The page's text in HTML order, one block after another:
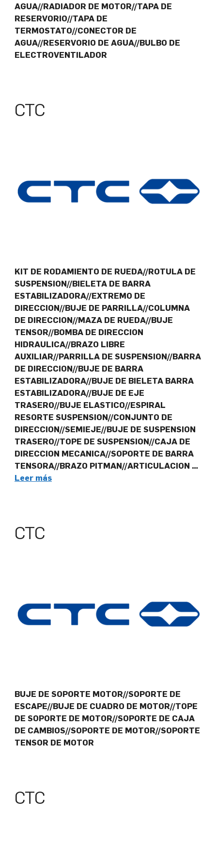
AGUA//RADIADOR DE MOTOR//TAPA DE
RESERVORIO//TAPA DE
TERMOSTATO//CONECTOR DE
AGUA//RESERVORIO DE AGUA//BULBO DE
ELECTROVENTILADOR
CTC
KIT DE RODAMIENTO DE RUEDA//ROTULA DE
SUSPENSION//BIELETA DE BARRA
ESTABILIZADORA//EXTREMO DE
DIRECCION//BUJE DE PARRILLA//COLUMNA
DE DIRECCION//MAZA DE RUEDA//BUJE
TENSOR//BOMBA DE DIRECCION
HIDRAULICA//BRAZO LIBRE
AUXILIAR//PARRILLA DE SUSPENSION//BARRA
DE DIRECCION//BUJE DE BARRA
ESTABILIZADORA//BUJE DE BIELETA BARRA
ESTABILIZADORA//BUJE DE EJE
TRASERO//BUJE ELASTICO//ESPIRAL
RESORTE SUSPENSION//CONJUNTO DE
DIRECCION//SEMIEJE//BUJE DE SUSPENSION
TRASERO//TOPE DE SUSPENSION//CAJA DE
DIRECCION MECANICA//SOPORTE DE BARRA
TENSORA//BRAZO PITMAN//ARTICULACION …
Leer más
CTC
BUJE DE SOPORTE MOTOR//SOPORTE DE
ESCAPE//BUJE DE CUADRO DE MOTOR//TOPE
DE SOPORTE DE MOTOR//SOPORTE DE CAJA
DE CAMBIOS//SOPORTE DE MOTOR//SOPORTE
TENSOR DE MOTOR
CTC